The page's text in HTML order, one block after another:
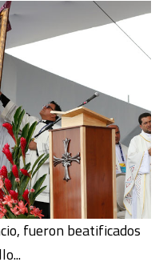
fueron beatificados